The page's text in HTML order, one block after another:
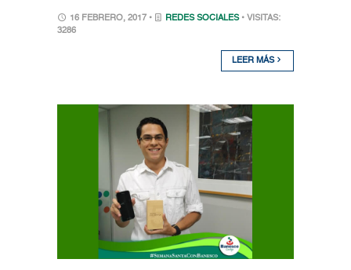
16 FEBRERO, 2017 • REDES SOCIALES • VISITAS:
3286
LEER MÁS